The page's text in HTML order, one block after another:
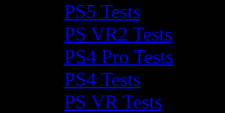
PS5 Tests
PS VR2 Tests
PS4 Pro Tests
PS4 Tests
PS VR Tests